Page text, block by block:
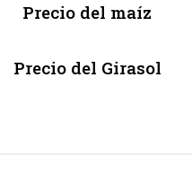
Precio del maíz
Precio del Girasol